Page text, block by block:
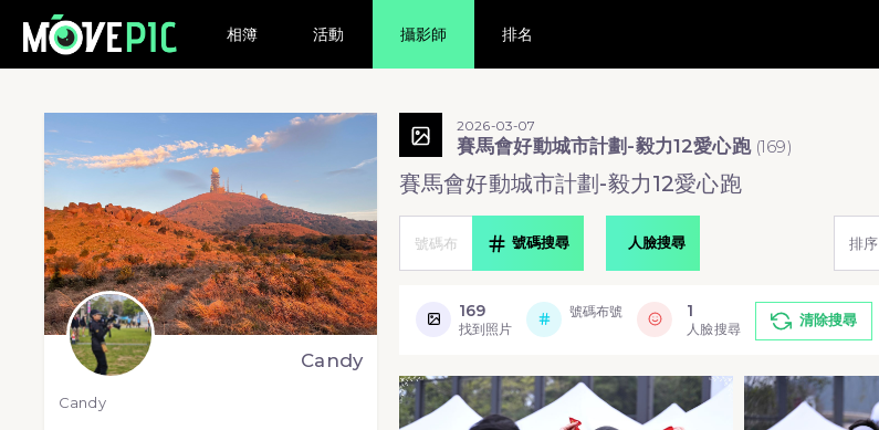
相簿 活動 攝影師 排名
Candy
Candy
2026-03-07
賽馬會好動城市計劃-毅力12愛心跑 (169)
賽馬會好動城市計劃-毅力12愛心跑
號碼搜尋 人臉搜尋 排序
169
找到照片
號碼布號 1
人臉搜尋
清除搜尋